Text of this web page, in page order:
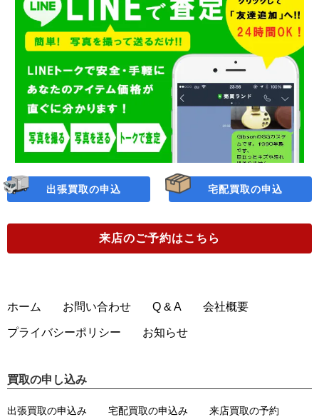
出張買取の申込 宅配買取の申込
来店のご予約はこちら
ホーム お問い合わせ Q & A 会社概要
プライバシーポリシー お知らせ
買取の申し込み
出張買取の申込み 宅配買取の申込み 来店買取の予約